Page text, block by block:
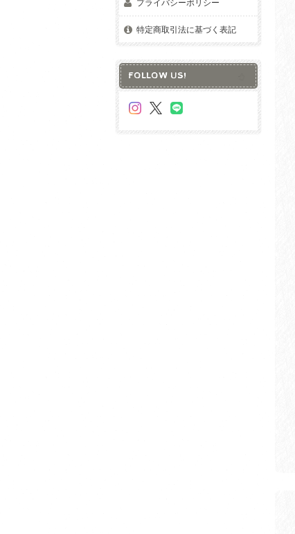
プライバシーポリシー
特定商取引法に基づく表記
FOLLOW US!